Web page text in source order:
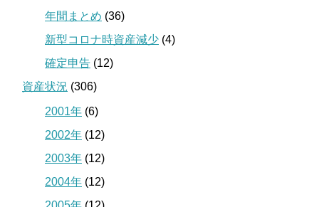
年間まとめ (36)
新型コロナ時資産減少 (4)
確定申告 (12)
資産状況 (306)
2001年 (6)
2002年 (12)
2003年 (12)
2004年 (12)